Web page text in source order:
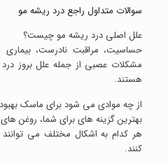
سوالات متداول راجع درد ریشه مو
علل اصلی درد ریشه مو چیست؟
حساسیت، مراقبت نادرست،
مشکلات عصبی از جمله علل بروز
هستند.
از چه موادی می شود برای ماسک
بهترین گزینه های برای شما، روغن
هر کدام به اشکال مختلف می
کنند.